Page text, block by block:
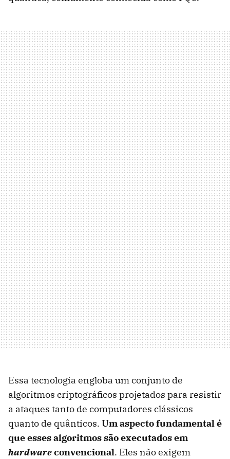
Essa tecnologia engloba um conjunto de
algoritmos criptográficos projetados para resistir
a ataques tanto de computadores clássicos
quanto de quânticos. Um aspecto fundamental é
que esses algoritmos são executados em
hardwareconvencional. Eles não exigem